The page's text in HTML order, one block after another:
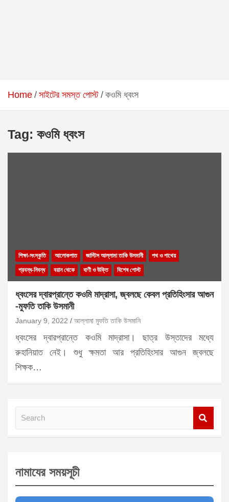
Home সাইটের সমস্ত পোস্ট কওমি ধ্বংস
Tag: কওমি ধ্বংস
শিক্ষা-সংস্কৃতি আলোকপাত জাস্টিস আল্লামা তাকি উসমানী
পথ ও পাথেয়
প্রবন্ধ-নিবন্ধ
বয়ান থেকে বাণী ও উক্তি বিশেষ পোস্ট
ধ্বংসের দ্বারপ্রান্তে কওমি মাদ্রাসা, জ্বলছে কেবল প্রতিহিংসার আগুন
-মুফতি তাকি উসমানী
January 9, 2022 আল্লামা মুফতি তাকি উসমানি
ধ্বংসের দ্বারপ্রান্তে কওমি মাদ্রাসা। ছাত্র উস্তাদের মধ্যে
রুহানিয়াত নেই। শুধু ক্ষমতা আর প্রতিহিংসার আগুন জ্বলছে
শিক্ষক…
c
h
নামাযের সময়সূচী